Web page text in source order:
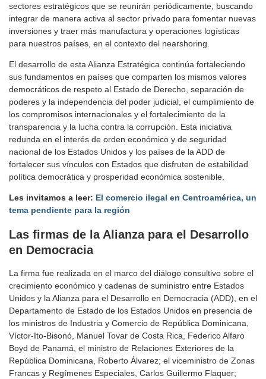
sectores estratégicos que se reunirán periódicamente, buscando
integrar de manera activa al sector privado para fomentar nuevas
inversiones y traer más manufactura y operaciones logísticas
para nuestros países, en el contexto del nearshoring.
El desarrollo de esta Alianza Estratégica continúa fortaleciendo
sus fundamentos en países que comparten los mismos valores
democráticos de respeto al Estado de Derecho, separación de
poderes y la independencia del poder judicial, el cumplimiento de
los compromisos internacionales y el fortalecimiento de la
transparencia y la lucha contra la corrupción. Esta iniciativa
redunda en el interés de orden económico y de seguridad
nacional de los Estados Unidos y los países de la ADD de
fortalecer sus vínculos con Estados que disfruten de estabilidad
política democrática y prosperidad económica sostenible.
Les invitamos a leer: El comercio ilegal en Centroamérica, un
tema pendiente para la región
Las firmas de la Alianza para el Desarrollo
en Democracia
La firma fue realizada en el marco del diálogo consultivo sobre el
crecimiento económico y cadenas de suministro entre Estados
Unidos y la Alianza para el Desarrollo en Democracia (ADD), en el
Departamento de Estado de los Estados Unidos en presencia de
los ministros de Industria y Comercio de República Dominicana,
Víctor-Ito-Bisonó, Manuel Tovar de Costa Rica, Federico Alfaro
Boyd de Panamá, el ministro de Relaciones Exteriores de la
República Dominicana, Roberto Álvarez; el viceministro de Zonas
Francas y Regímenes Especiales, Carlos Guillermo Flaquer;